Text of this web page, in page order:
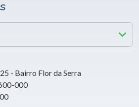
- Bairro Flor da Serra
000